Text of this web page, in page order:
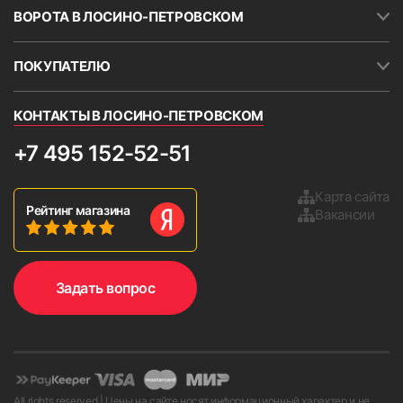
комплекте с жалюзи). Скотч также наклеен на
короб шириной около 30 мм. в верхней части
кассеты.
непрямоугольные.
Важное условие.Если оконный
откос расположен очень
сокращать угол открытия
створки. Кроме того, возможно
повреждение рулонных
жалюзи при сильном
открывании створки.
9. Установить боковые крышки и проверьте работу
изделия, опустив и подняв ткань 2-3 раза.
ВОРОТА В ЛОСИНО-ПЕТРОВСКОМ
ПОКУПАТЕЛЮ
КОНТАКТЫ В ЛОСИНО-ПЕТРОВСКОМ
+7 495 152-52-51
Рейтинг магазина
Карта сайта
Вакансии
Задать вопрос